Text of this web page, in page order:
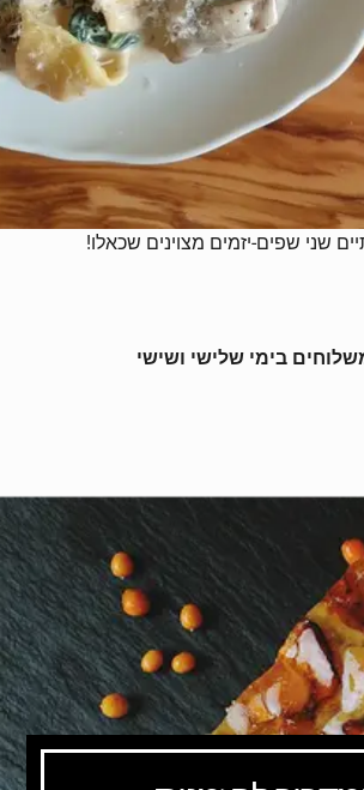
שני שפים-יזמים מצוינים שכאלו!
בימי שלישי ושישי